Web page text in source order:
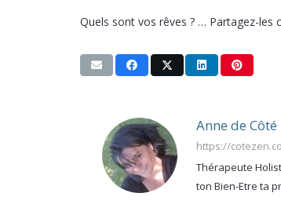
Quels sont vos rêves ? … Partagez-les
Anne de Côté
https://
Thérapeute
ton Bien-Etre ta